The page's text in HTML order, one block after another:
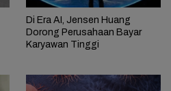
Di Era AI, Jensen Huang
Dorong Perusahaan Bayar
Karyawan Tinggi